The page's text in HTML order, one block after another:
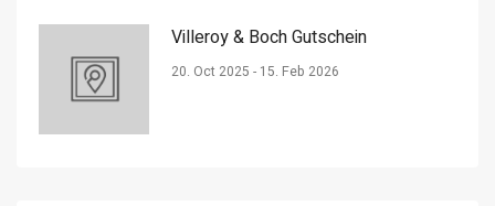
Villeroy & Boch Gutschein
20. Oct 2025 - 15. Feb 2026